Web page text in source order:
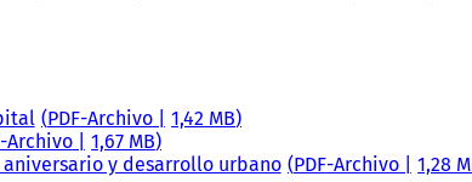
PDF-Archivo
1,42 MB
-Archivo
1,67 MB
y desarrollo urbano PDF-Archivo
1,28